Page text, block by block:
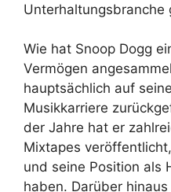
Unterhaltungsbranche
Wie hat Snoop Dogg
Vermögen
hauptsächlich auf
Musikkarriere
der Jahre hat er
Mixtapes
und seine Position als
haben. Darüber